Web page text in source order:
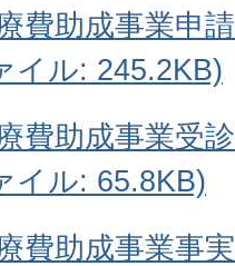
費助成事業申
イル: 245.2KB)
費助成事業受
イル: 65.8KB)
費助成事業事